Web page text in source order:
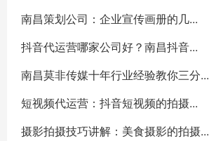
南昌策划公司：企业宣传画册的几...
抖音代运营哪家公司好？南昌抖音...
南昌莫非传媒十年行业经验教你三分...
短视频代运营：抖音短视频的拍摄...
摄影拍摄技巧讲解：美食摄影的拍摄...